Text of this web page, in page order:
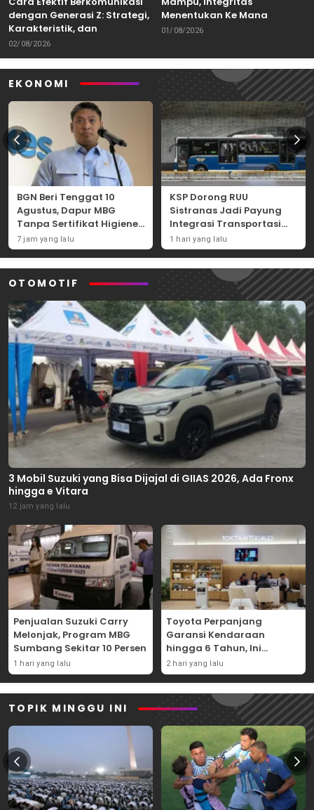
dengan Generasi Z: Strategi,
Karakteristik, dan
Tantangannya
02/08/2026
Menentukan Ke Mana
Kemampuan Itu Dibawa
01/08/2026
EKONOMI
BGN Beri Tenggat 10
Agustus, Dapur MBG
Tanpa Sertifikat Higiene
Terancam Tutup
Permanen
7 jam yang lalu
KSP Dorong RUU
Sistranas Jadi Payung
Integrasi Transportasi
Massal Indonesia
1 hari yang lalu
OTOMOTIF
3 Mobil Suzuki yang Bisa Dijajal di GIIAS 2026, Ada Fronx
hingga e Vitara
12 jam yang lalu
Penjualan Suzuki Carry
Melonjak, Program MBG
Sumbang Sekitar 10 Persen
1 hari yang lalu
Toyota Perpanjang
Garansi Kendaraan
hingga 6 Tahun, Ini
Syaratnya
2 hari yang lalu
TOPIK MINGGU INI